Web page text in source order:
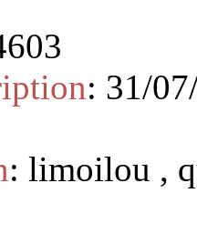
: 31/
: limoilou ,